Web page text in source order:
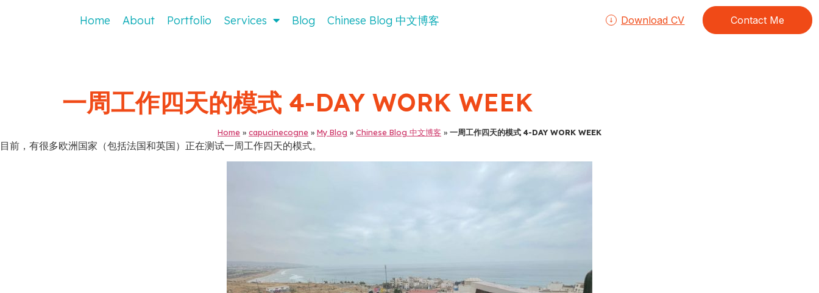
Home About Portfolio Services Blog Chinese Blog 中文博客 Download CV Contact Me
一周工作四天的模式 4-DAY WORK WEEK
Home » capucinecogne » My Blog » Chinese Blog 中文博客 » 一周工作四天的模式 4-DAY WORK WEEK
目前，有很多欧洲国家（包括法国和英国）正在测试一周工作四天的模式。